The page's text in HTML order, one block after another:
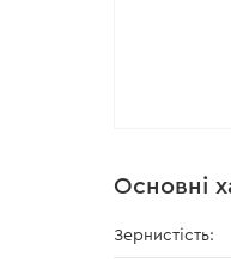
Основні
Зернистість: